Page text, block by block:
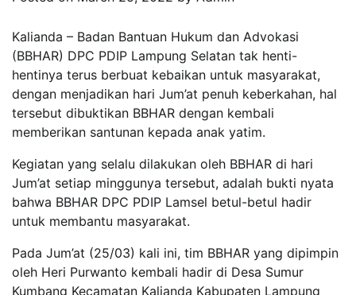
Kalianda – Badan Bantuan Hukum dan Advokasi
(BBHAR) DPC PDIP Lampung Selatan tak henti-
hentinya terus berbuat kebaikan untuk masyarakat,
dengan menjadikan hari Jum’at penuh keberkahan, hal
tersebut dibuktikan BBHAR dengan kembali
memberikan santunan kepada anak yatim.
Kegiatan yang selalu dilakukan oleh BBHAR di hari
Jum’at setiap minggunya tersebut, adalah bukti nyata
bahwa BBHAR DPC PDIP Lamsel betul-betul hadir
untuk membantu masyarakat.
Pada Jum’at (25/03) kali ini, tim BBHAR yang dipimpin
oleh Heri Purwanto kembali hadir di Desa Sumur
Kumbang Kecamatan Kalianda Kabupaten Lampung